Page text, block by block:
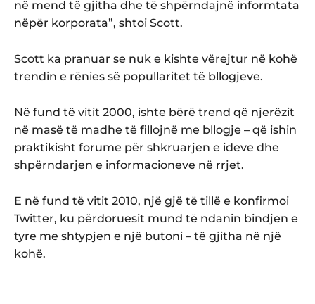
në mend të gjitha dhe të shpërndajnë informtata
nëpër korporata”, shtoi Scott.
Scott ka pranuar se nuk e kishte vërejtur në kohë
trendin e rënies së popullaritet të bllogjeve.
Në fund të vitit 2000, ishte bërë trend që njerëzit
në masë të madhe të fillojnë me bllogje – që ishin
praktikisht forume për shkruarjen e ideve dhe
shpërndarjen e informacioneve në rrjet.
E në fund të vitit 2010, një gjë të tillë e konfirmoi
Twitter, ku përdoruesit mund të ndanin bindjen e
tyre me shtypjen e një butoni – të gjitha në një
kohë.